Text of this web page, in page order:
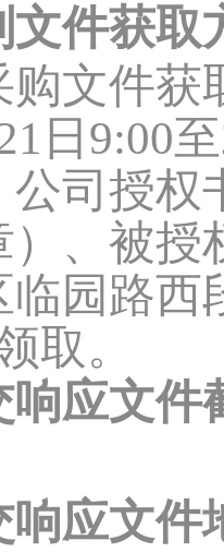
文件获取
购文件获
日9:00
公司授
）、被
临园路
取。
响应文件
响应文件